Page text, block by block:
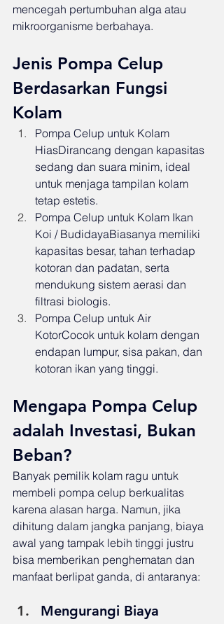
mencegah pertumbuhan alga atau
mikroorganisme berbahaya.
Jenis Pompa Celup
Berdasarkan Fungsi
Kolam
Pompa Celup untuk Kolam
HiasDirancang dengan kapasitas
sedang dan suara minim, ideal
untuk menjaga tampilan kolam
tetap estetis.
Pompa Celup untuk Kolam Ikan
Koi / BudidayaBiasanya memiliki
kapasitas besar, tahan terhadap
kotoran dan padatan, serta
mendukung sistem aerasi dan
filtrasi biologis.
Pompa Celup untuk Air
KotorCocok untuk kolam dengan
endapan lumpur, sisa pakan, dan
kotoran ikan yang tinggi.
Mengapa Pompa Celup
adalah Investasi, Bukan
Beban?
Banyak pemilik kolam ragu untuk
membeli pompa celup berkualitas
karena alasan harga. Namun, jika
dihitung dalam jangka panjang, biaya
awal yang tampak lebih tinggi justru
bisa memberikan penghematan dan
manfaat berlipat ganda, di antaranya:
Mengurangi Biaya